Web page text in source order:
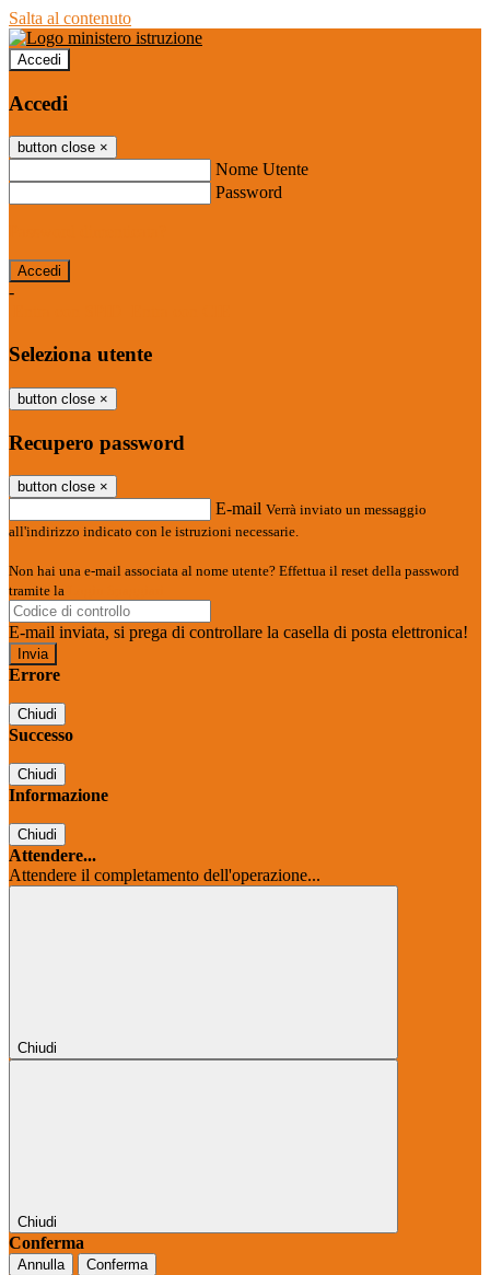
Salta al contenuto
Accedi
Accedi
button close ×
Nome Utente
Password
-
Seleziona utente
button close ×
Recupero password
button close ×
E-mail Verrà inviato un messaggio
all'indirizzo indicato con le istruzioni necessarie.
Non hai una e-mail associata al nome utente? Effettua il reset della password
tramite la
E-mail inviata, si prega di controllare la casella di posta elettronica!
Errore
Chiudi
Successo
Chiudi
Informazione
Chiudi
Attendere...
Attendere il completamento dell'operazione...
Chiudi
Chiudi
Conferma
Annulla Conferma